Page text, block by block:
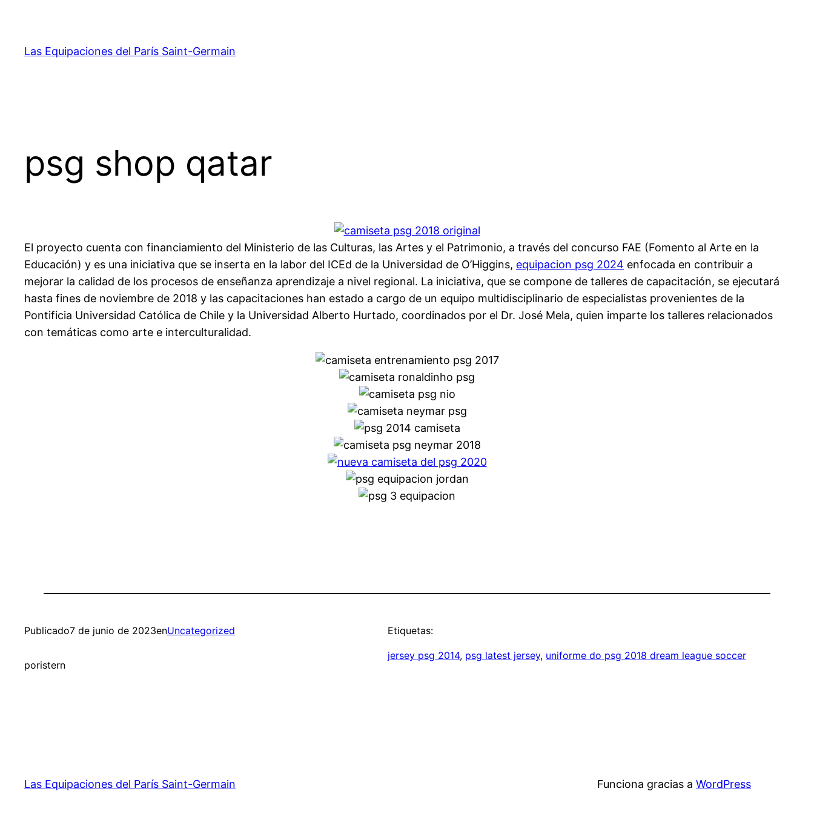
contenido
Las Equipaciones del París Saint-Germain
psg shop qatar
El proyecto cuenta con financiamiento del Ministerio de las Culturas, las Artes y el Patrimonio, a través del concurso FAE (Fomento al Arte en la
Educación) y es una iniciativa que se inserta en la labor del ICEd de la Universidad de O’Higgins, equipacion psg 2024 enfocada en contribuir a
mejorar la calidad de los procesos de enseñanza aprendizaje a nivel regional. La iniciativa, que se compone de talleres de capacitación, se ejecutará
hasta fines de noviembre de 2018 y las capacitaciones han estado a cargo de un equipo multidisciplinario de especialistas provenientes de la
Pontificia Universidad Católica de Chile y la Universidad Alberto Hurtado, coordinados por el Dr. José Mela, quien imparte los talleres relacionados
con temáticas como arte e interculturalidad.
Publicado7 de junio de 2023enUncategorized
poristern
Etiquetas:
jersey psg 2014, psg latest jersey, uniforme do psg 2018 dream league soccer
Las Equipaciones del París Saint-Germain Funciona gracias a WordPress